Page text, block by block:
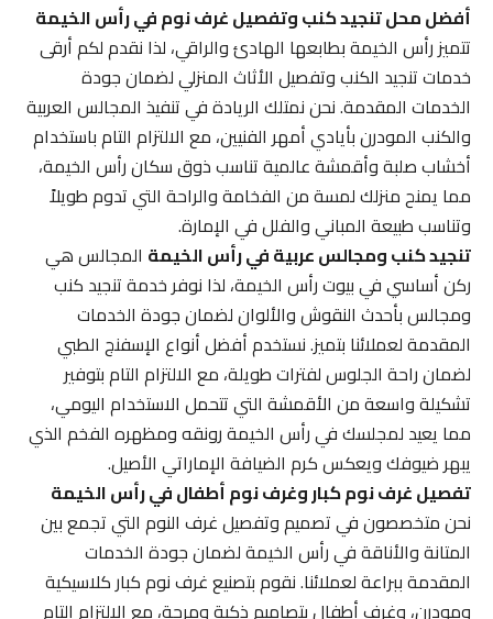
أفضل محل تنجيد كنب وتفصيل غرف نوم في رأس الخيمة
تتميز رأس الخيمة بطابعها الهادئ والراقي، لذا نقدم لكم أرقى
خدمات تنجيد الكنب وتفصيل الأثاث المنزلي لضمان جودة
الخدمات المقدمة. نحن نمتلك الريادة في تنفيذ المجالس العربية
والكنب المودرن بأيادي أمهر الفنيين، مع الالتزام التام باستخدام
أخشاب صلبة وأقمشة عالمية تناسب ذوق سكان رأس الخيمة،
مما يمنح منزلك لمسة من الفخامة والراحة التي تدوم طويلاً
وتناسب طبيعة المباني والفلل في الإمارة.
تنجيد كنب ومجالس عربية في رأس الخيمةالمجالس هي
ركن أساسي في بيوت رأس الخيمة، لذا نوفر خدمة تنجيد كنب
ومجالس بأحدث النقوش والألوان لضمان جودة الخدمات
المقدمة لعملائنا بتميز. نستخدم أفضل أنواع الإسفنج الطبي
لضمان راحة الجلوس لفترات طويلة، مع الالتزام التام بتوفير
تشكيلة واسعة من الأقمشة التي تتحمل الاستخدام اليومي،
مما يعيد لمجلسك في رأس الخيمة رونقه ومظهره الفخم الذي
يبهر ضيوفك ويعكس كرم الضيافة الإماراتي الأصيل.
تفصيل غرف نوم كبار وغرف نوم أطفال في رأس الخيمة
نحن متخصصون في تصميم وتفصيل غرف النوم التي تجمع بين
المتانة والأناقة في رأس الخيمة لضمان جودة الخدمات
المقدمة ببراعة لعملائنا. نقوم بتصنيع غرف نوم كبار كلاسيكية
ومودرن، وغرف أطفال بتصاميم ذكية ومرحة، مع الالتزام التام